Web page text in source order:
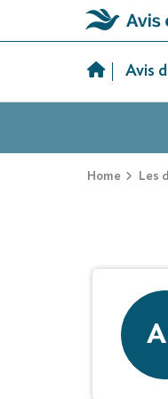
Avis
Home Les